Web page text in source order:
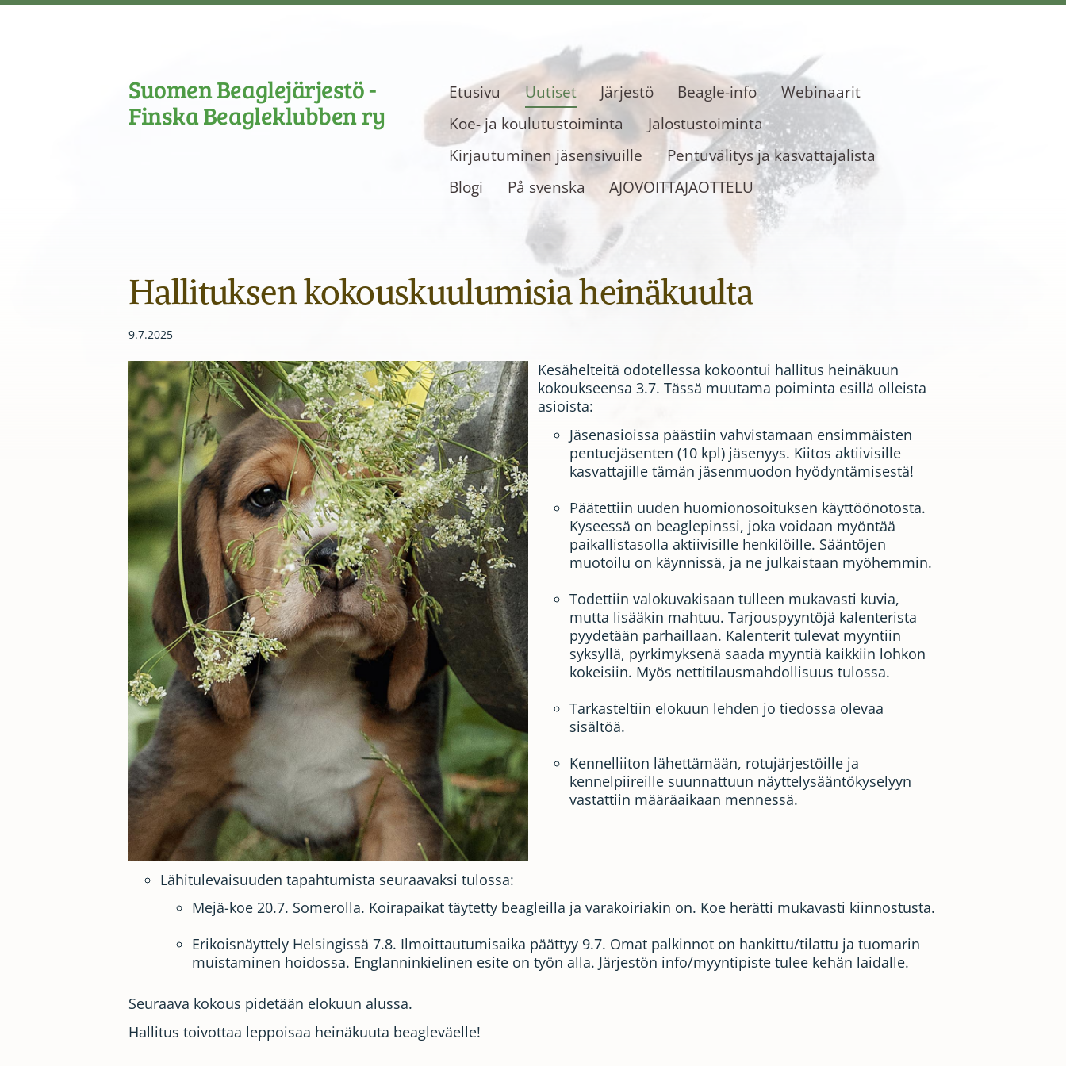
Suomen Beaglejärjestö -
Finska Beagleklubben ry
Etusivu Uutiset Järjestö Beagle-info
Webinaarit
Koe- ja koulutustoiminta
Jalostustoiminta
Kirjautuminen jäsensivuille
Pentuvälitys ja kasvattajalista
Blogi
På svenska AJOVOITTAJAOTTELU
Hallituksen kokouskuulumisia heinäkuulta
9.7.2025
Kesähelteitä odotellessa kokoontui hallitus heinäkuun
kokoukseensa 3.7. Tässä muutama poiminta esillä olleista
asioista:
Jäsenasioissa päästiin vahvistamaan ensimmäisten
pentuejäsenten (10 kpl) jäsenyys. Kiitos aktiivisille
kasvattajille tämän jäsenmuodon hyödyntämisestä!
Päätettiin uuden huomionosoituksen käyttöönotosta.
Kyseessä on beaglepinssi, joka voidaan myöntää
paikallistasolla aktiivisille henkilöille. Sääntöjen
muotoilu on käynnissä, ja ne julkaistaan myöhemmin.
Todettiin valokuvakisaan tulleen mukavasti kuvia,
mutta lisääkin mahtuu. Tarjouspyyntöjä kalenterista
pyydetään parhaillaan. Kalenterit tulevat myyntiin
syksyllä, pyrkimyksenä saada myyntiä kaikkiin lohkon
kokeisiin. Myös nettitilausmahdollisuus tulossa.
Tarkasteltiin elokuun lehden jo tiedossa olevaa
sisältöä.
Kennelliiton lähettämään, rotujärjestöille ja
kennelpiireille suunnattuun näyttelysääntökyselyyn
vastattiin määräaikaan mennessä.
Lähitulevaisuuden tapahtumista seuraavaksi tulossa:
Mejä-koe 20.7. Somerolla. Koirapaikat täytetty beagleilla ja varakoiriakin on. Koe herätti mukavasti kiinnostusta.
Erikoisnäyttely Helsingissä 7.8. Ilmoittautumisaika päättyy 9.7. Omat palkinnot on hankittu/tilattu ja tuomarin
muistaminen hoidossa. Englanninkielinen esite on työn alla. Järjestön info/myyntipiste tulee kehän laidalle.
Seuraava kokous pidetään elokuun alussa.
Hallitus toivottaa leppoisaa heinäkuuta beagleväelle!